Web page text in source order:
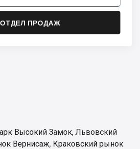
ОТДЕЛ ПРОДАЖ
Высокий Замок, Львовский
Вернисаж, Краковский рынок